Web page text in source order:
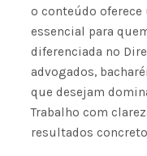
o conteúdo
essencial para
diferenciada no
advogados,
que desejam
Trabalho com
resultados